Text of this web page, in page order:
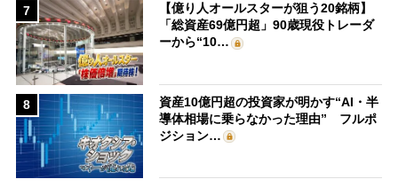
7
【億り人オールスターが狙う20銘柄】
「総資産69億円超」90歳現役トレーダ
ーから“10…
8
資産10億円超の投資家が明かす“AI・半
導体相場に乗らなかった理由” フルポ
ジション…